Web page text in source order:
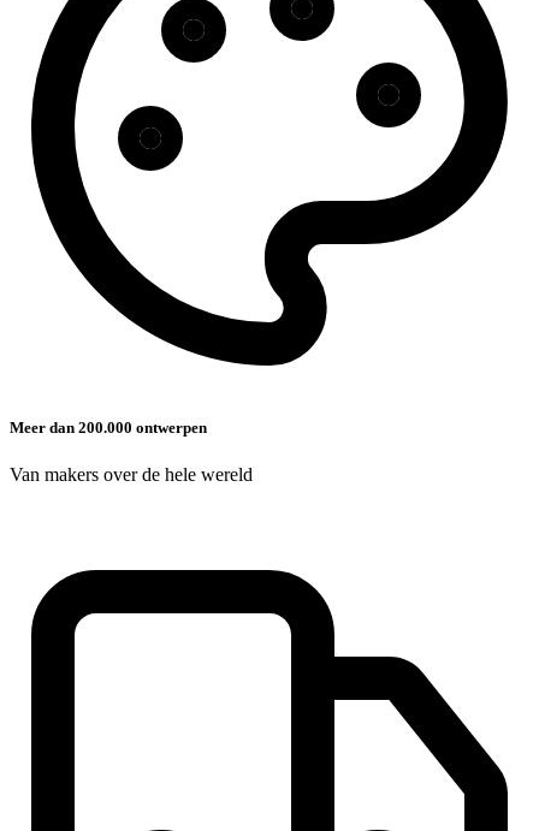
Meer dan 200.000 ontwerpen
Van makers over de hele wereld